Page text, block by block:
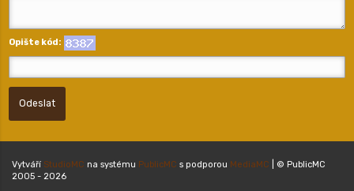
Opište kód:
Odeslat
Vytváří StudioMC na systému PublicMC s podporou MediaMC | © PublicMC
2005 - 2026